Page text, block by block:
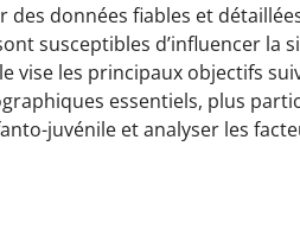
des données fiables et
susceptibles d’influencer la
vise les principaux objectifs
essentiels, plus
juvénile et analyser les